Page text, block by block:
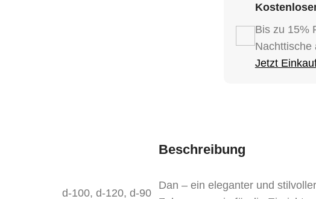
Bis zu 15%
Nachttische
Jetzt
d-100, d-120, d-90
Beschreibung
Dan – ein eleganter und